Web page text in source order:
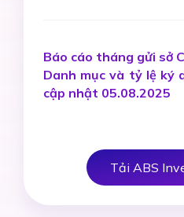
Báo cáo tháng gửi sở
Danh mục và tỷ lệ ký
cập nhật 05.08.2025
Tải ABS